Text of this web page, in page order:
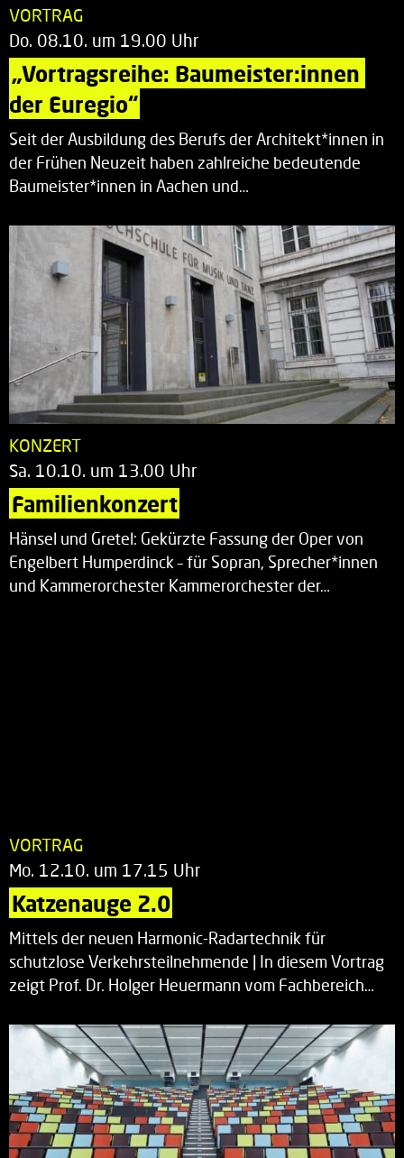
VORTRAG
Do. 08.10. um 19.00 Uhr
„Vortragsreihe: Baumeister:innen
der Euregio“
Seit der Ausbildung des Berufs der Architekt*innen in
der Frühen Neuzeit haben zahlreiche bedeutende
Baumeister*innen in Aachen und…
KONZERT
Sa. 10.10. um 13.00 Uhr
Familienkonzert
Hänsel und Gretel: Gekürzte Fassung der Oper von
Engelbert Humperdinck – für Sopran, Sprecher*innen
und Kammerorchester Kammerorchester der…
VORTRAG
Mo. 12.10. um 17.15 Uhr
Katzenauge 2.0
Mittels der neuen Harmonic-Radartechnik für
schutzlose Verkehrsteilnehmende | In diesem Vortrag
zeigt Prof. Dr. Holger Heuermann vom Fachbereich…